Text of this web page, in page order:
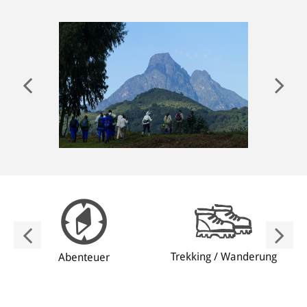
Abenteuer Trekking / Wanderung
ANMELDEN